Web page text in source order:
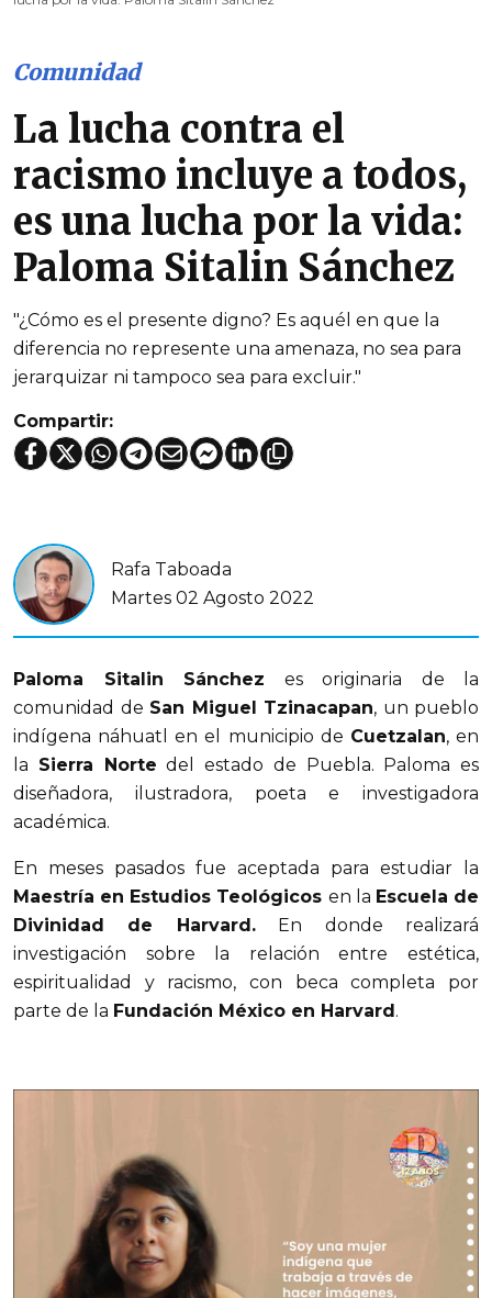
Comunidad
La lucha contra el
racismo incluye a todos,
es una lucha por la vida:
Paloma Sitalin Sánchez
"¿Cómo es el presente digno? Es aquél en que la
diferencia no represente una amenaza, no sea para
jerarquizar ni tampoco sea para excluir."
Compartir:
Rafa Taboada
Martes 02 Agosto 2022
Paloma Sitalin Sánchez es originaria de la
comunidad de San Miguel Tzinacapan, un pueblo
indígena náhuatl en el municipio de Cuetzalan, en
la Sierra Norte del estado de Puebla. Paloma es
diseñadora, ilustradora, poeta e investigadora
académica.
En meses pasados fue aceptada para estudiar la
Maestría en Estudios Teológicos en la Escuela de
Divinidad de Harvard.En donde realizará
investigación sobre la relación entre estética,
espiritualidad y racismo, con beca completa por
parte de la Fundación México en Harvard .